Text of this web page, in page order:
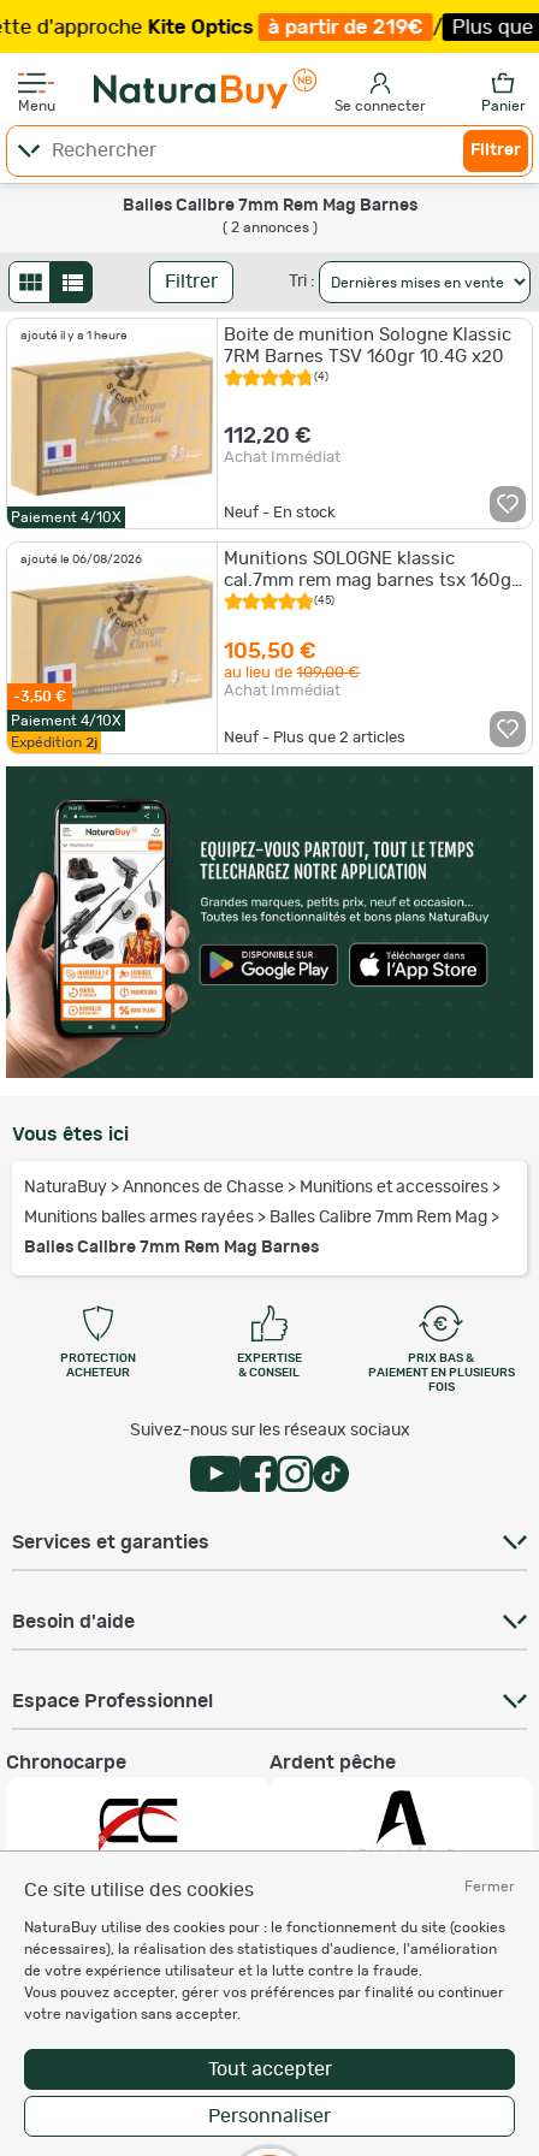
d'approcheKite Optics à partir de 219€ / Plus que
Menu Se connecter Panier
Filtrer
Fermer
Ce site utilise des cookies
NaturaBuy utilise des cookies pour : le fonctionnement du site (cookies
nécessaires), la réalisation des statistiques d'audience, l'amélioration
de votre expérience utilisateur et la lutte contre la fraude.
Vous pouvez accepter, gérer vos préférences par finalité ou continuer
votre navigation sans accepter.
Tout accepter
Personnaliser
Balles Calibre 7mm Rem Mag Barnes
( 2 annonces )
Filtrer Tri :
ajouté il y a 1 heure
Paiement 4/10X
Boite de munition Sologne Klassic
7RM Barnes TSV 160gr 10.4G x20
(4)
112,20 €
Achat Immédiat
Neuf - En stock
ajouté le 06/08/2026
-3,50 €
Paiement 4/10X
Expédition 2j
Munitions SOLOGNE klassic
cal.7mm rem mag barnes tsx 160gr
10.4g par 20
(45)
105,50 €
au lieu de109,00 €
Achat Immédiat
Neuf - Plus que2 articles
Enregistrer la recherche
Vous êtes ici
NaturaBuy > Annonces de Chasse > Munitions et accessoires >
Munitions balles armes rayées > Balles Calibre 7mm Rem Mag >
Balles Calibre 7mm Rem Mag Barnes
PROTECTION
ACHETEUR
EXPERTISE
& CONSEIL
PRIX BAS &
PAIEMENT EN PLUSIEURS
FOIS
Suivez-nous sur les réseaux sociaux
Services et garanties
Besoin d'aide
Espace Professionnel
Chronocarpe Ardent pêche
Informations légales
Charte éthique
Mentions légales
Règlement & Conditions d'utilisation
des données personnelles
Personnalisation des cookies
Copyright © 2007-2026 NaturaBuy. Tous droits réservés. N°CNIL: 1239459.